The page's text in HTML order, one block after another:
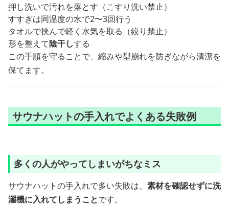
押し洗いで汚れを落とす（こすり洗い禁止）
すすぎは同温度の水で2〜3回行う
タオルで挟んで軽く水気を取る（絞り禁止）
形を整えて陰干しする
この手順を守ることで、縮みや型崩れを防ぎながら清潔を
保てます。
サウナハットの手入れでよくある失敗例
多くの人がやってしまいがちなミス
サウナハットの手入れで多い失敗は、 素材を確認せずに洗
濯機に入れてしまうことです。